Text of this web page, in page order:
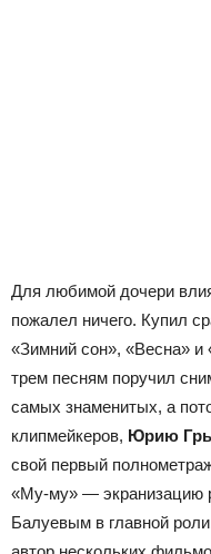
Для любимой дочери
пожалел ничего. Купил
«Зимний сон», «Весна»
трем песням поручил
самых знаменитых, а
клипмейкеров, Юрию
свой первый
«Му-му» — экранизацию
Балуевым в главной